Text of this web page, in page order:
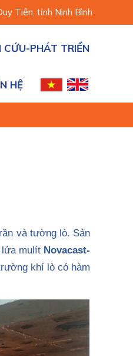
Tiên, tỉnh Ninh Bình
CỨU-PHÁT TRIỂN
HỆ
và tường lò. Sản
lửa mulít Novacast-
khí lò có hàm